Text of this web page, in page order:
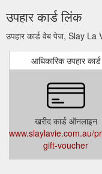
उपहार कार्ड लिंक
उपहार कार्ड वेब पेज, Slay La
आधिकारिक उपहार कार्ड
खरीद कार्ड ऑनलाइन
www.slaylavie.com.au/
gift-voucher